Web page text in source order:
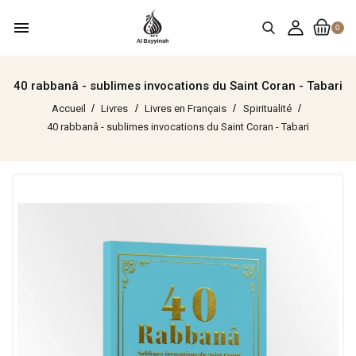
0
menu
40 rabbanâ - sublimes invocations du Saint Coran - Tabari
Accueil Livres Livres en Français
Spiritualité
40 rabbanâ - sublimes invocations du Saint Coran - Tabari